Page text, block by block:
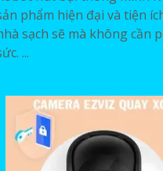
phẩm hiện đại và tiện
sạch sẽ mà không cần
...